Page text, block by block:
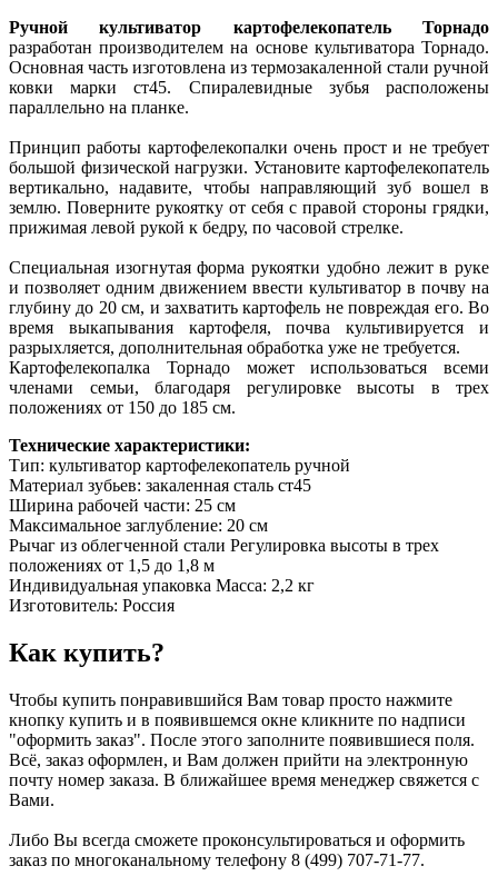
Ручной культиватор картофелекопатель Торнадо
разработан производителем на основе культиватора Торнадо.
Основная часть изготовлена из термозакаленной стали ручной
ковки марки ст45. Спиралевидные зубья расположены
параллельно на планке.
Принцип работы картофелекопалки очень прост и не требует
большой физической нагрузки. Установите картофелекопатель
вертикально, надавите, чтобы направляющий зуб вошел в
землю. Поверните рукоятку от себя с правой стороны грядки,
прижимая левой рукой к бедру, по часовой стрелке.
Специальная изогнутая форма рукоятки удобно лежит в руке
и позволяет одним движением ввести культиватор в почву на
глубину до 20 см, и захватить картофель не повреждая его. Во
время выкапывания картофеля, почва культивируется и
разрыхляется, дополнительная обработка уже не требуется.
Картофелекопалка Торнадо может использоваться всеми
членами семьи, благодаря регулировке высоты в трех
положениях от 150 до 185 см.
Технические характеристики:
Тип: культиватор картофелекопатель ручной
Материал зубьев: закаленная сталь ст45
Ширина рабочей части: 25 см
Максимальное заглубление: 20 см
Рычаг из облегченной стали Регулировка высоты в трех
положениях от 1,5 до 1,8 м
Индивидуальная упаковка Масса: 2,2 кг
Изготовитель: Россия
Как купить?
Чтобы купить понравившийся Вам товар просто нажмите
кнопку купить и в появившемся окне кликните по надписи
"оформить заказ". После этого заполните появившиеся поля.
Всё, заказ оформлен, и Вам должен прийти на электронную
почту номер заказа. В ближайшее время менеджер свяжется с
Вами.
Либо Вы всегда сможете проконсультироваться и оформить
заказ по многоканальному телефону 8 (499) 707-71-77.